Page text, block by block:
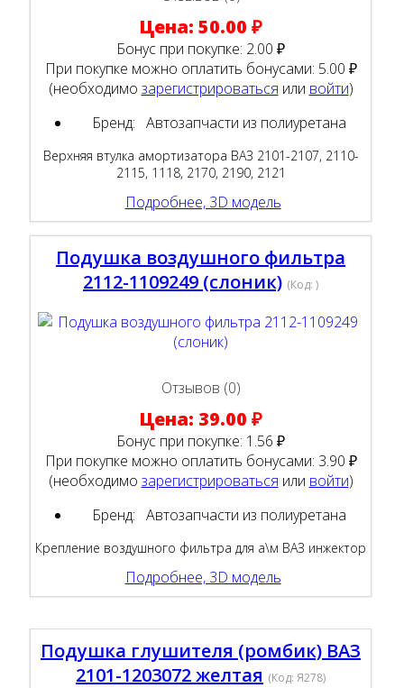
Цена:50.00 ₽
Бонус при покупке: 2.00 ₽
При покупке можно оплатить бонусами: 5.00 ₽
(необходимо зарегистрироваться или войти)
Бренд: Автозапчасти из полиуретана
Верхняя втулка амортизатора ВАЗ 2101-2107, 2110-
2115, 1118, 2170, 2190, 2121
Подробнее, 3D модель
Подушка воздушного фильтра
2112-1109249 (слоник) (Код:)
Отзывов (0)
Цена: 39.00 ₽
Бонус при покупке: 1.56 ₽
При покупке можно оплатить бонусами: 3.90 ₽
(необходимо зарегистрироваться или войти)
Бренд: Автозапчасти из полиуретана
Крепление воздушного фильтра для а\м ВАЗ инжектор
Подробнее, 3D модель
Подушка глушителя (ромбик) ВАЗ
2101-1203072 желтая (Код:Я278)